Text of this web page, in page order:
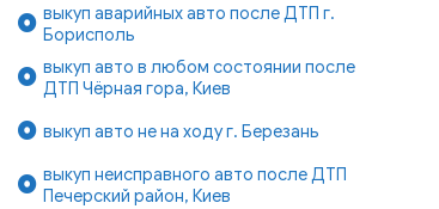
выкуп аварийных авто после ДТП г.
Борисполь
выкуп авто в любом состоянии после
ДТП Чёрная гора, Киев
выкуп авто не на ходу г. Березань
выкуп неисправного авто после ДТП
Печерский район, Киев